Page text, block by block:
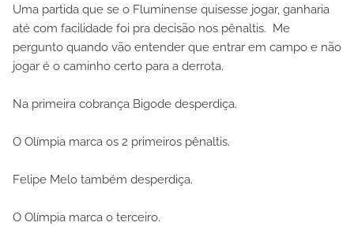
Uma partida que se o Fluminense quisesse jogar, ganharia
até com facilidade foi pra decisão nos pênaltis. Me
pergunto quando vão entender que entrar em campo e não
jogar é o caminho certo para a derrota.
Na primeira cobrança Bigode desperdiça.
O Olímpia marca os 2 primeiros pênaltis.
Felipe Melo também desperdiça.
O Olímpia marca o terceiro.